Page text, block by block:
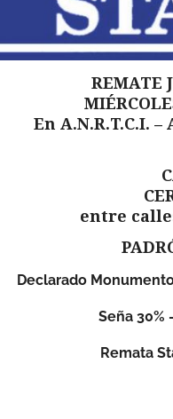
REMATE
En A.N.R.T.C.I. –
entre
Declarado
Seña 30%
Remata